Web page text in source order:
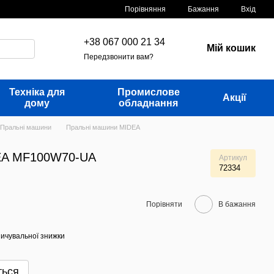
Порівняння Бажання Вхід
+38 067 000 21 34
Передзвонити вам?
Мій кошик
Техніка для
дому
Промислове
обладнання
Акції
Пральні машини Пральні машини MIDEA
MF100W70-UA Артикул
72334
Порівняти В бажання
знижки